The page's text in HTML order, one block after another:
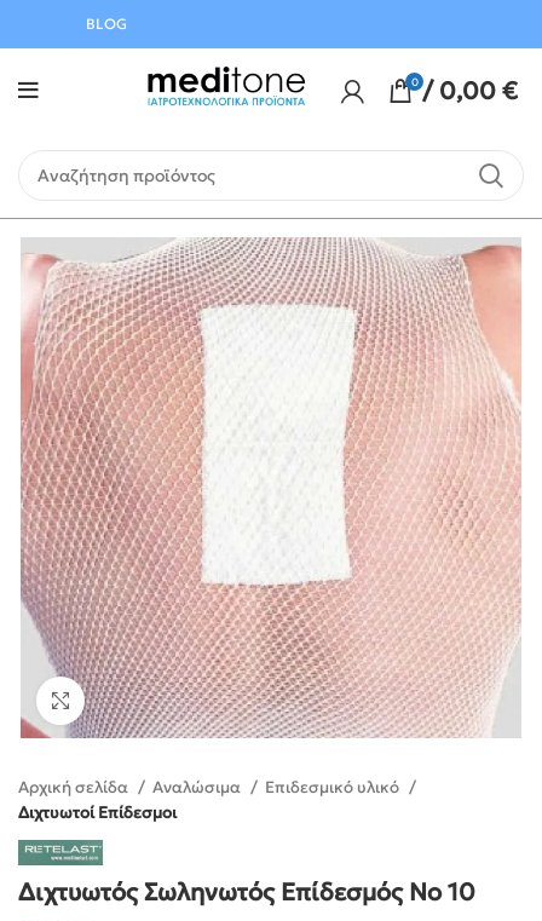
BLOG
0 / 0,00€
Click to enlarge
Αρχική σελίδα Αναλώσιμα
Επιδεσμικό υλικό
Διχτυωτοί Επίδεσμοι
Διχτυωτός Σωληνωτός Επίδεσμός Νο 10
Αυγούστου